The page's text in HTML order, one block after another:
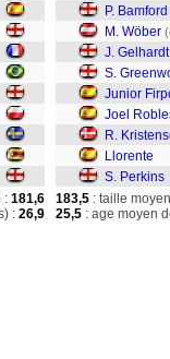
P. Bamford
M. Wöber
J. Gelhardt
S.
Junior
Joel
R.
Llorente
S. Perkins
: 181,6
: 26,9
183,5 : taille
25,5 : age moyen